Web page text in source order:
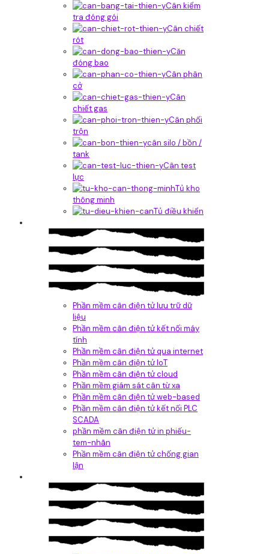
Cân kiểm
tra đóng gói
Cân chiết
rót
Căn
đóng bao
Cân phân
cở
Cân
chiết gas
Cân phối
trộn
cân silo / bồn /
tank
Cân test
lực
Tủ kho
thông minh
Tủ điều khiển
Phần mềm cân điện tử lưu trữ dữ
liệu
Phần mềm cân điện tử kết nối máy
tính
Phần mềm cân điện tử qua internet
Phần mềm cân điện tử IoT
Phần mềm cân điện tử cloud
Phần mềm giám sát cân từ xa
Phần mềm cân điện tử web-based
Phần mềm cân điện tử kết nối PLC
SCADA
phần mềm cân điện tử in phiếu-
tem-nhãn
Phần mềm cân điện tử chống gian
lận